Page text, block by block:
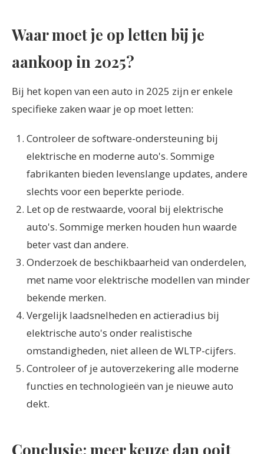
Waar moet je op letten bij je
aankoop in 2025?
Bij het kopen van een auto in 2025 zijn er enkele
specifieke zaken waar je op moet letten:
Controleer de software-ondersteuning bij
elektrische en moderne auto's. Sommige
fabrikanten bieden levenslange updates, andere
slechts voor een beperkte periode.
Let op de restwaarde, vooral bij elektrische
auto's. Sommige merken houden hun waarde
beter vast dan andere.
Onderzoek de beschikbaarheid van onderdelen,
met name voor elektrische modellen van minder
bekende merken.
Vergelijk laadsnelheden en actieradius bij
elektrische auto's onder realistische
omstandigheden, niet alleen de WLTP-cijfers.
Controleer of je autoverzekering alle moderne
functies en technologieën van je nieuwe auto
dekt.
Conclusie: meer keuze dan ooit